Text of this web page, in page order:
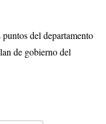
del departamento
de gobierno del